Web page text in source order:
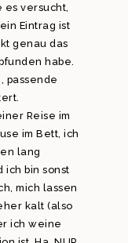
es versucht,
Eintrag ist
genau das
habe.
passende
Reise im
im Bett, ich
lang
ich bin sonst
mich lassen
kalt (also
ich weine